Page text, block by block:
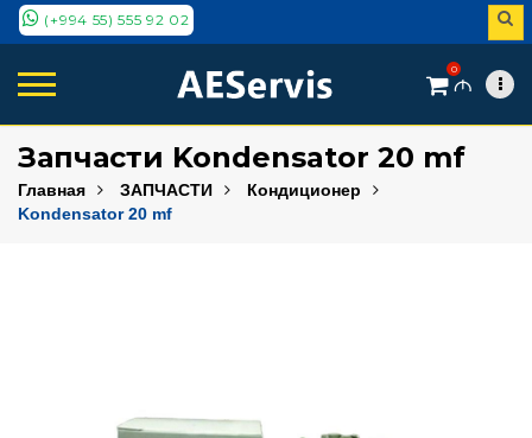
(+994 55) 555 92 02
0
M
Запчасти Kondensator 20 mf
Главная ЗАПЧАСТИ
Кондиционер
Kondensator 20 mf